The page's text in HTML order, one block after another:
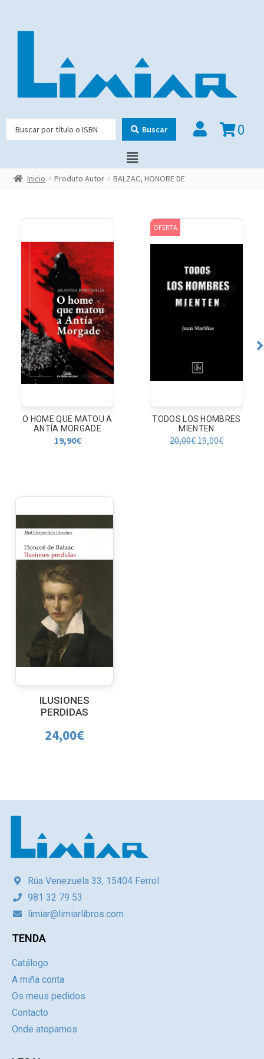
Buscar 0
Inicio Produto Autor BALZAC, HONORE DE
O HOME QUE MATOU A
ANTÍA MORGADE
19,90€
OFERTA
TODOS LOS HOMBRES
MIENTEN
20,00€ 19,00€
ILUSIONES
PERDIDAS
24,00€
Rúa Venezuela 33, 15404 Ferrol
981 32 79 53
limiar@limiarlibros.com
TENDA
Catálogo
A miña conta
Os meus pedidos
Contacto
Onde atoparnos